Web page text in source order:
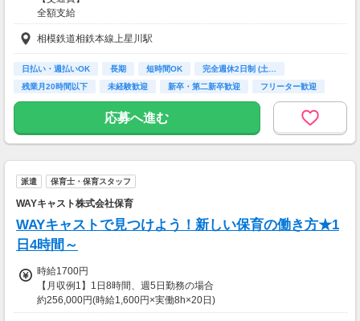
全額支給
相模鉄道相鉄本線上星川駅
日払い・週払いOK 長期 短時間OK
完全週休2日制 (土…
残業月20時間以下
未経験歓迎 新卒・第二新卒歓迎
フリーター歓迎
主婦(夫)歓迎
応募へ進む
派遣 保育士・保育スタッフ
WAYキャスト株式会社保育
WAYキャストで見つけよう！新しい保育の働き方★1
日4時間～
時給1700円
【月収例1】1日8時間、週5日勤務の場合
約256,000円(時給1,600円×実働8h×20日)
※月収例は一例であり保証するものではありません。